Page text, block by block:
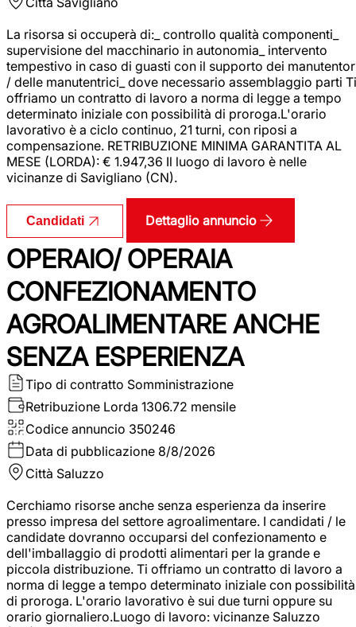
La risorsa si occuperà di:_ controllo qualità componenti_
supervisione del macchinario in autonomia_ intervento
tempestivo in caso di guasti con il supporto dei
/ delle manutentrici_ dove necessario assemblaggio parti Ti
offriamo un contratto di lavoro a norma di legge a tempo
determinato iniziale con possibilità di proroga.L'orario
lavorativo è a ciclo continuo, 21 turni, con riposi a
compensazione. RETRIBUZIONE MINIMA GARANTITA AL
MESE (LORDA): € 1.947,36 Il luogo di lavoro è nelle
vicinanze di Savigliano (CN).
Candidati Dettaglio annuncio
OPERAIO/ OPERAIA
CONFEZIONAMENTO
AGROALIMENTARE ANCHE
SENZA ESPERIENZA
Tipo di contratto Somministrazione
Retribuzione Lorda 1306.72 mensile
Codice annuncio 350246
Data di pubblicazione 8/8/2026
Città Saluzzo
Cerchiamo risorse anche senza esperienza da inserire
presso impresa del settore agroalimentare. I candidati / le
candidate dovranno occuparsi del confezionamento e
dell'imballaggio di prodotti alimentari per la grande e
piccola distribuzione. Ti offriamo un contratto di lavoro a
norma di legge a tempo determinato iniziale con possibilità
di proroga. L'orario lavorativo è sui due turni oppure su
orario giornaliero.Luogo di lavoro: vicinanze Saluzzo